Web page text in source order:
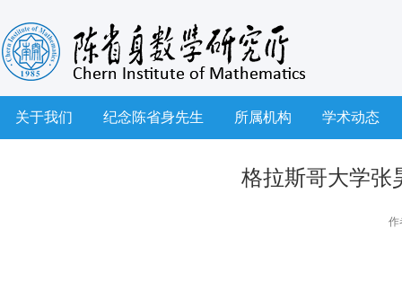
关于我们 纪念陈省身先生 所属机构 学术动态
格拉斯哥大学张
作